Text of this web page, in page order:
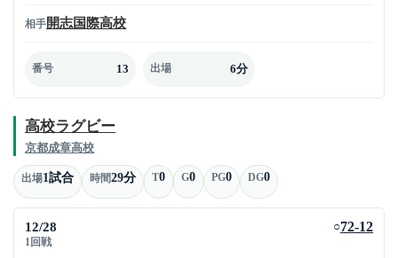
相手開志国際高校
番号 13 出場 6分
高校ラグビー
京都成章高校
出場1試合 時間29分 T0 G0 PG0 DG0
12/28
1回戦
○72-12